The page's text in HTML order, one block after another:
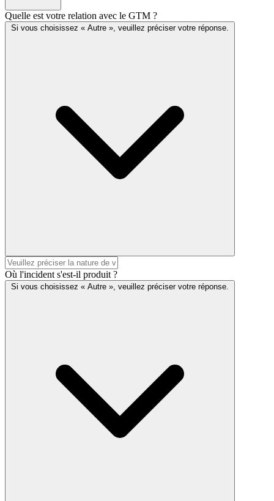
Quelle est votre relation avec le GTM ?
Si vous choisissez « Autre », veuillez préciser votre réponse.
Où l'incident s'est-il produit ?
Si vous choisissez « Autre », veuillez préciser votre réponse.